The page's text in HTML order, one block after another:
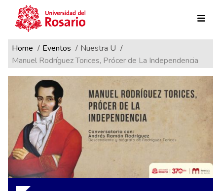
Pasar al contenido principal
Ruta de navegación
Home Eventos
Nuestra U
Manuel Rodríguez Torices, Prócer de La Independencia